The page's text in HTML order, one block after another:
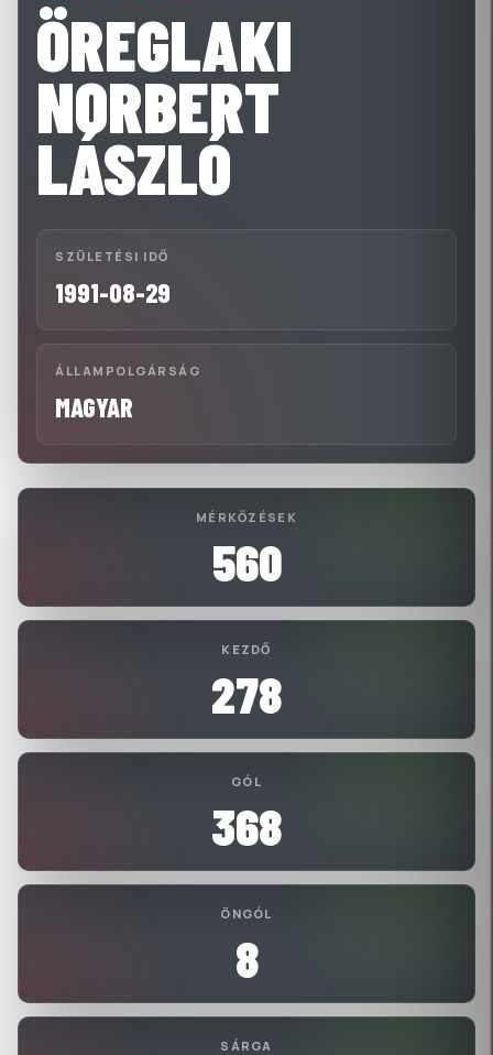
ÖREGLAKI
NORBERT
LÁSZLÓ
SZÜLETÉSI IDŐ
1991-08-29
ÁLLAMPOLGÁRSÁG
MAGYAR
MÉRKŐZÉSEK
560
KEZDŐ
278
GÓL
368
ÖNGÓL
8
SÁRGA